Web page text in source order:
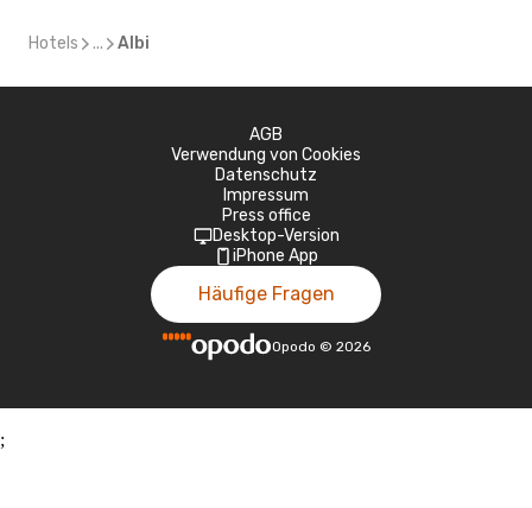
Hotels ... Albi
AGB
Verwendung von Cookies
Datenschutz
Impressum
Press office
Desktop-Version
iPhone App
Häufige Fragen
Opodo © 2026
;